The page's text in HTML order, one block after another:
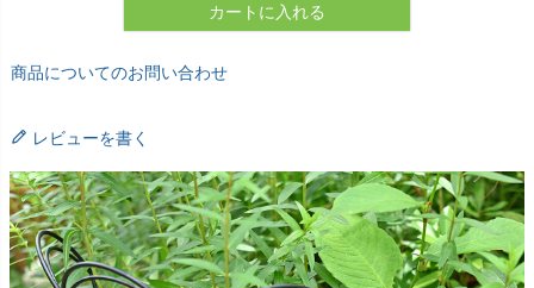
カートに入れる
商品についてのお問い合わせ
レビューを書く